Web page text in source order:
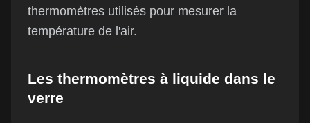
thermomètres utilisés pour mesurer la
température de l'air.
Les thermomètres à liquide dans le
verre